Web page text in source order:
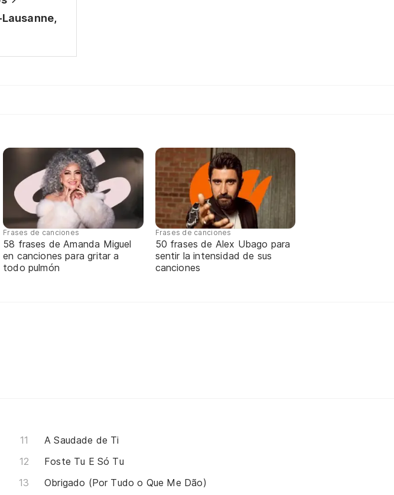
Frases de canciones
58 frases de Amanda Miguel
en canciones para gritar a
todo pulmón
Frases de canciones
50 frases de Alex Ubago para
sentir la intensidad de sus
canciones
A Saudade de Ti
Foste Tu E Só Tu
Obrigado (Por Tudo o Que Me Dão)